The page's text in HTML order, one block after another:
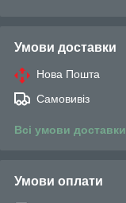
Умови доставки
Нова Пошта
Самовивіз
Всі умови доставки
Умови оплати